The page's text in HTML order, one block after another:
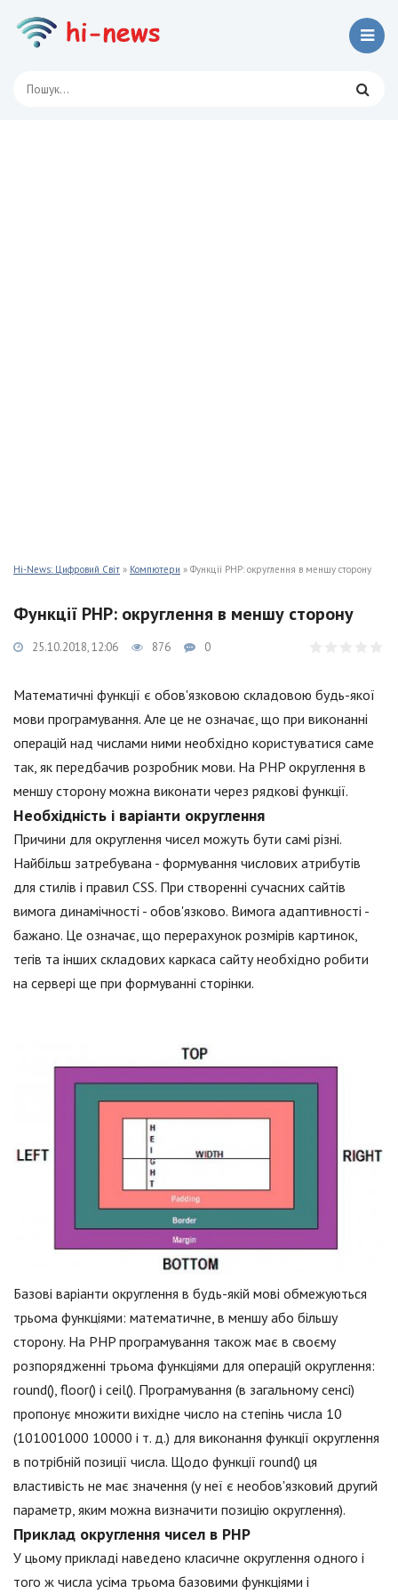
Hi-News: Цифровий Світ » Компютери » Функції PHP: округлення в меншу сторону
Функції PHP: округлення в меншу сторону
25.10.2018, 12:06 876 0
Математичні функції є обов'язковою складовою будь-якої
мови програмування. Але це не означає, що при виконанні
операцій над числами ними необхідно користуватися саме
так, як передбачив розробник мови. На PHP округлення в
меншу сторону можна виконати через рядкові функції.
Необхідність і варіанти округлення
Причини для округлення чисел можуть бути самі різні.
Найбільш затребувана - формування числових атрибутів
для стилів і правил CSS. При створенні сучасних сайтів
вимога динамічності - обов'язково. Вимога адаптивності -
бажано. Це означає, що перерахунок розмірів картинок,
тегів та інших складових каркаса сайту необхідно робити
на сервері ще при формуванні сторінки.
Базові варіанти округлення в будь-якій мові обмежуються
трьома функціями: математичне, в меншу або більшу
сторону. На PHP програмування також має в своєму
розпорядженні трьома функціями для операцій округлення:
round(), floor() і ceil(). Програмування (в загальному сенсі)
пропонує множити вихідне число на степінь числа 10
(101001000 10000 і т. д.) для виконання функції округлення
в потрібній позиції числа. Щодо функції round() ця
властивість не має значення (у неї є необов'язковий другий
параметр, яким можна визначити позицію округлення).
Приклад округлення чисел в PHP
У цьому прикладі наведено класичне округлення одного і
того ж числа усіма трьома базовими функціями і